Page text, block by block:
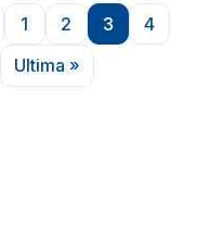
Pagina
1
Pagina
2
Pagina
3
Pagina
4
Ultima pagină
Ultima »